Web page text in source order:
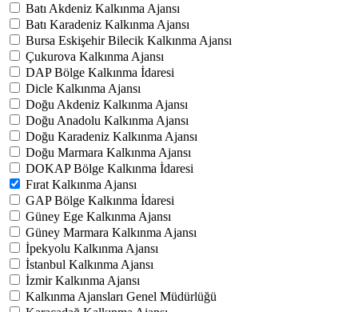
Batı Akdeniz Kalkınma Ajansı
Batı Karadeniz Kalkınma Ajansı
Bursa Eskişehir Bilecik Kalkınma Ajansı
Çukurova Kalkınma Ajansı
DAP Bölge Kalkınma İdaresi
Dicle Kalkınma Ajansı
Doğu Akdeniz Kalkınma Ajansı
Doğu Anadolu Kalkınma Ajansı
Doğu Karadeniz Kalkınma Ajansı
Doğu Marmara Kalkınma Ajansı
DOKAP Bölge Kalkınma İdaresi
Fırat Kalkınma Ajansı
GAP Bölge Kalkınma İdaresi
Güney Ege Kalkınma Ajansı
Güney Marmara Kalkınma Ajansı
İpekyolu Kalkınma Ajansı
İstanbul Kalkınma Ajansı
İzmir Kalkınma Ajansı
Kalkınma Ajansları Genel Müdürlüğü